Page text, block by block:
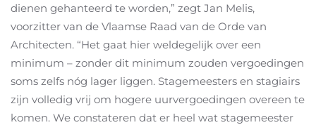
dienen gehanteerd te worden,” zegt Jan Melis,
voorzitter van de Vlaamse Raad van de Orde van
Architecten. “Het gaat hier weldegelijk over een
minimum – zonder dit minimum zouden vergoedingen
soms zelfs nóg lager liggen. Stagemeesters en stagiairs
zijn volledig vrij om hogere uurvergoedingen overeen te
komen. We constateren dat er heel wat stagemeester